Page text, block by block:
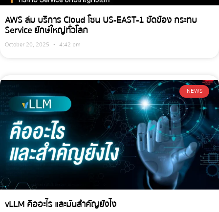
AWS ล่ม บริการ Cloud โซน US-EAST-1 ขัดข้อง กระทบ
Service ยักษ์ใหญ่ทั่วโลก
October 20, 2025 4:42 pm
NEWS
vLLM คืออะไร และมันสำคัญยังไง